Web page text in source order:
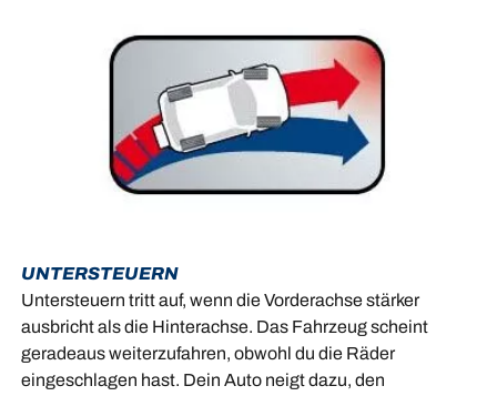
UNTERSTEUERN
Untersteuern tritt auf, wenn die Vorderachse stärker
ausbricht als die Hinterachse. Das Fahrzeug scheint
geradeaus weiterzufahren, obwohl du die Räder
eingeschlagen hast. Dein Auto neigt dazu, den